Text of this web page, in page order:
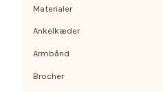
Materialer
Ankelkæder
Armbånd
Brocher